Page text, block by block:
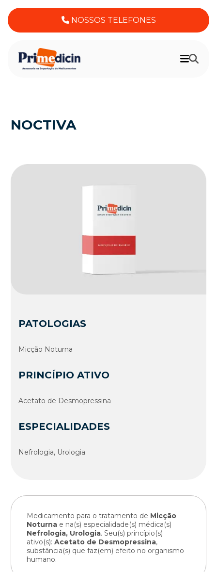
NOSSOS TELEFONES
NOCTIVA
PATOLOGIAS
Micção Noturna
PRINCÍPIO ATIVO
Acetato de Desmopressina
ESPECIALIDADES
Nefrologia, Urologia
Medicamento para o tratamento de Micção
Noturna e na(s) especialidade(s) médica(s)
Nefrologia, Urologia. Seu(s) princípio(s)
ativo(s):Acetato de Desmopressina,
substância(s) que faz(em) efeito no organismo
humano.